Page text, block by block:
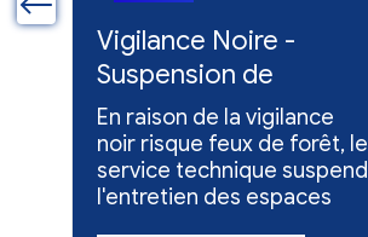
Vigilance Noire -
Suspension de
l'entretien des
espaces verts
En raison de la vigilance
noir risque feux de forêt, le
service technique suspend
l'entretien des espaces